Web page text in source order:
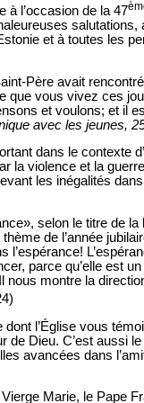
à l’occasion de la 47
salutations,
et à toutes les
Père avait
que vous vivez ces
et voulons; et il
avec les jeunes,
dans le contexte
la violence et la
les inégalités
selon le titre de la
de l’année
parce qu’elle est
montre la
l’Église vous
de Dieu. C’est aussi
avancées dans
Marie, le Pape